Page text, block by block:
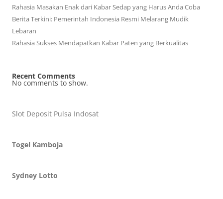
Rahasia Masakan Enak dari Kabar Sedap yang Harus Anda Coba
Berita Terkini: Pemerintah Indonesia Resmi Melarang Mudik
Lebaran
Rahasia Sukses Mendapatkan Kabar Paten yang Berkualitas
Recent Comments
No comments to show.
Slot Deposit Pulsa Indosat
Togel Kamboja
Sydney Lotto